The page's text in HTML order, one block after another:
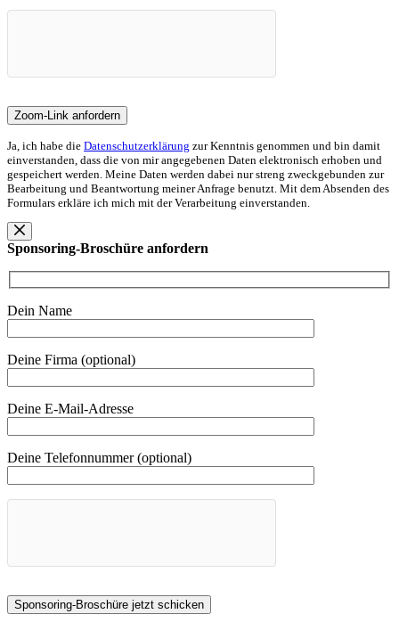
Ja, ich habe die Datenschutzerklärung zur Kenntnis genommen und bin damit
einverstanden, dass die von mir angegebenen Daten elektronisch erhoben und
gespeichert werden. Meine Daten werden dabei nur streng zweckgebunden zur
Bearbeitung und Beantwortung meiner Anfrage benutzt. Mit dem Absenden des
Formulars erkläre ich mich mit der Verarbeitung einverstanden.
Sponsoring-Broschüre anfordern
Dein Name
Deine Firma (optional)
Deine E-Mail-Adresse
Deine Telefonnummer (optional)